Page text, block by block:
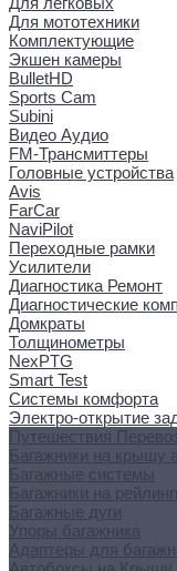
Для мототехники
Комплектующие
Экшен камеры
BulletHD
Sports Cam
Subini
Видео Аудио
FM-Трансмиттеры
Головные устройства
Avis
FarCar
NaviPilot
Переходные рамки
Усилители
Диагностика Ремонт
Диагностические
Домкраты
Толщинометры
NexPTG
Smart Test
Системы комфорта
Электро-открытие
Путешествия
Багажники на крышу
Багажные системы
Багажники на
Багажные дуги
Упоры багажника
Адаптеры для